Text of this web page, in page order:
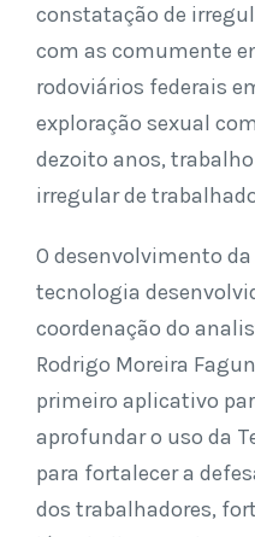
constatação de
com as comumente
rodoviários federais
exploração sexual
dezoito anos,
irregular de
O desenvolvimento
tecnologia
coordenação do
Rodrigo Moreira
primeiro aplicativo
aprofundar o uso da
para fortalecer a
dos trabalhadores,